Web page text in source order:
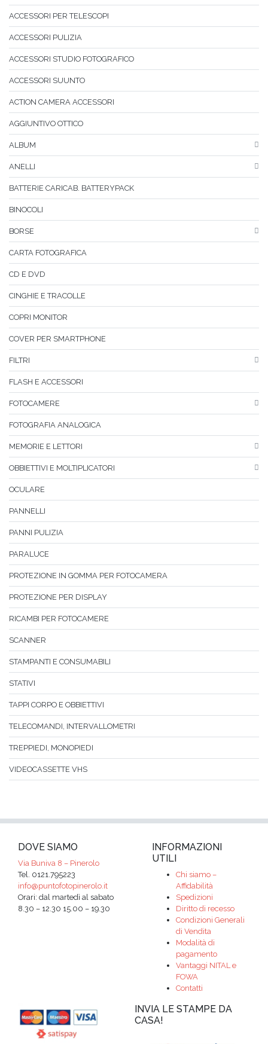
ACCESSORI PER TELESCOPI
ACCESSORI PULIZIA
ACCESSORI STUDIO FOTOGRAFICO
ACCESSORI SUUNTO
ACTION CAMERA ACCESSORI
AGGIUNTIVO OTTICO
ALBUM
ANELLI
BATTERIE CARICAB. BATTERYPACK
BINOCOLI
BORSE
CARTA FOTOGRAFICA
CD E DVD
CINGHIE E TRACOLLE
COPRI MONITOR
COVER PER SMARTPHONE
FILTRI
FLASH E ACCESSORI
FOTOCAMERE
FOTOGRAFIA ANALOGICA
MEMORIE E LETTORI
OBBIETTIVI E MOLTIPLICATORI
OCULARE
PANNELLI
PANNI PULIZIA
PARALUCE
PROTEZIONE IN GOMMA PER FOTOCAMERA
PROTEZIONE PER DISPLAY
RICAMBI PER FOTOCAMERE
SCANNER
STAMPANTI E CONSUMABILI
STATIVI
TAPPI CORPO E OBBIETTIVI
TELECOMANDI, INTERVALLOMETRI
TREPPIEDI, MONOPIEDI
VIDEOCASSETTE VHS
DOVE SIAMO
Via Buniva 8 – Pinerolo
Tel. 0121.795223
info@puntofotopinerolo.it
Orari: dal martedì al sabato
8.30 – 12.30 15.00 – 19.30
INFORMAZIONI
UTILI
Chi siamo –
Affidabilità
Spedizioni
Diritto di recesso
Condizioni Generali
di Vendita
Modalità di
pagamento
Vantaggi NITAL e
FOWA
Contatti
INVIA LE STAMPE DA
CASA!